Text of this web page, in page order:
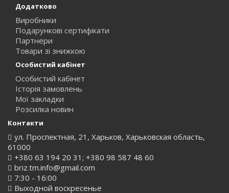
Додатково
Виробники
Подарункові сертифікати
Партнери
Товари зі знижкою
Особистий кабінет
Особистий кабінет
Історія замовлень
Мої закладки
Розсилка новин
Контакти
ул. Проспектная, 21, Харьков, Харьковская область,
61000
+380 63 194 20 31; +380 98 587 48 60
briz.tm.info@gmail.com
7:30 - 16:00
Выходной воскресенье